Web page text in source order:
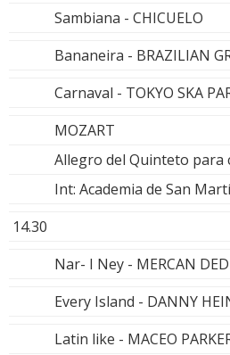
Sambiana - CHICUELO
Bananeira - BRAZILIAN
Carnaval - TOKYO SKA
MOZART
Allegro del Quinteto para
Int: Academia de San
14.30
Nar- I Ney - MERCAN
Every Island - DANNY
Latin like - MACEO